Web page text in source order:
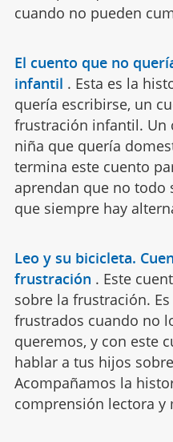
cuando no pueden
El cuento que no
infantil . Esta es la
quería escribirse, un
frustración infantil. Un
niña que quería
termina este cuento
aprendan que no todo
que siempre hay
Leo y su bicicleta.
frustración . Este
sobre la frustración.
frustrados cuando no
queremos, y con este
hablar a tus hijos
Acompañamos la
comprensión lectora y